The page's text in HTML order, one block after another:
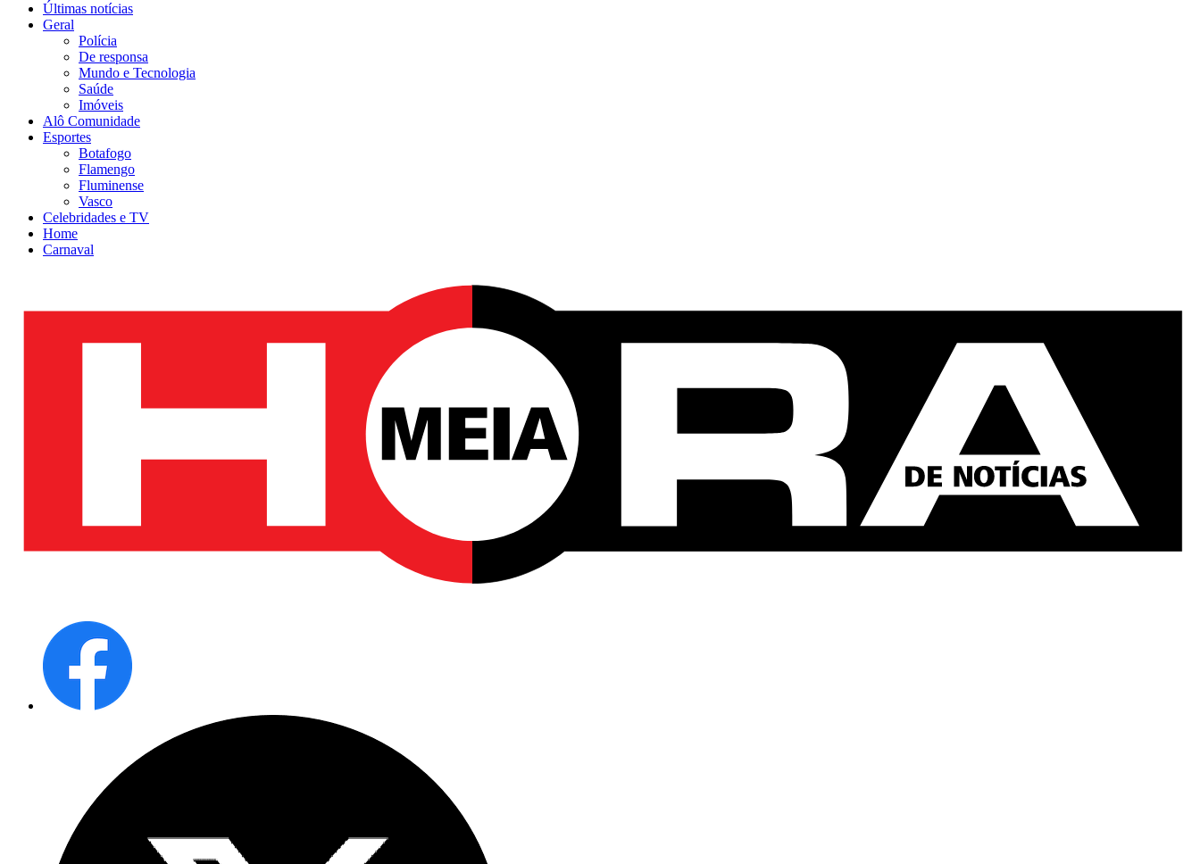
Últimas notícias
Geral
Polícia
De responsa
Mundo e Tecnologia
Saúde
Imóveis
Alô Comunidade
Esportes
Botafogo
Flamengo
Fluminense
Vasco
Celebridades e TV
Home
Carnaval